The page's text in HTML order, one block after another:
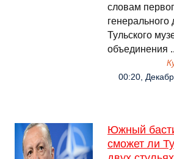
словам
генерального
Тульского
объединения
00:20,
Южный
сможет ли